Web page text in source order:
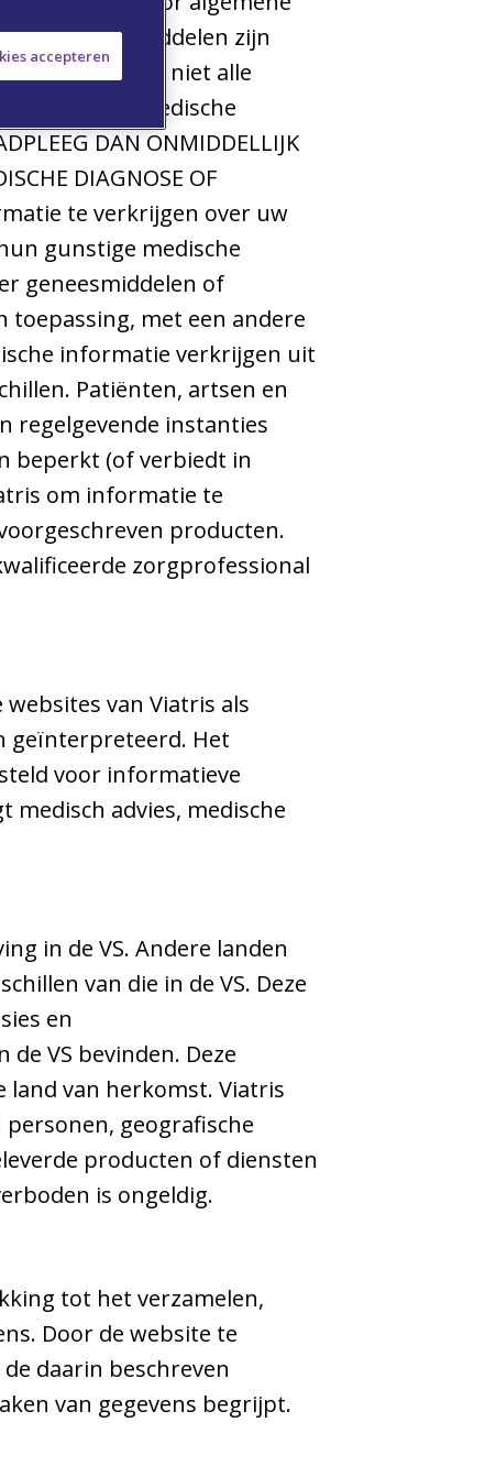
hulpmiddelen zijn
en niet alle
volledige medische
DAN ONMIDDELLIJK
DIAGNOSE OF
te verkrijgen over uw
gunstige medische
geneesmiddelen of
met een andere
informatie verkrijgen uit
Patiënten, artsen en
regelgevende instanties
beperkt (of verbiedt in
om informatie te
producten.
zorgprofessional
van Viatris als
geïnterpreteerd. Het
voor informatieve
advies, medische
in de VS. Andere landen
van die in de VS. Deze
en
VS bevinden. Deze
van herkomst. Viatris
geografische
producten of diensten
is ongeldig.
tot het verzamelen,
Door de website te
daarin beschreven
van gegevens begrijpt.
accepteren